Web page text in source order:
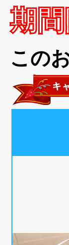
期
この